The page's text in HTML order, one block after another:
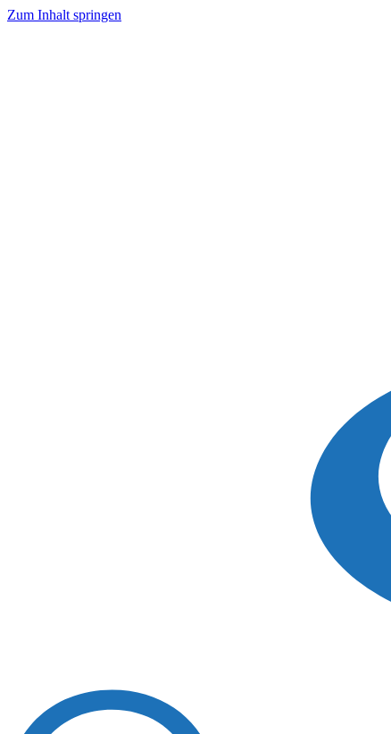
Zum Inhalt springen